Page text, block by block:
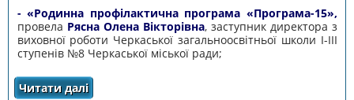
- «Родинна профілактична програма «Програма-15»,
провела Рясна Олена Вікторівна, заступник директора з
виховної роботи Черкаської загальноосвітньої школи І-ІІІ
ступенів №8 Черкаської міської ради;
Читати далі